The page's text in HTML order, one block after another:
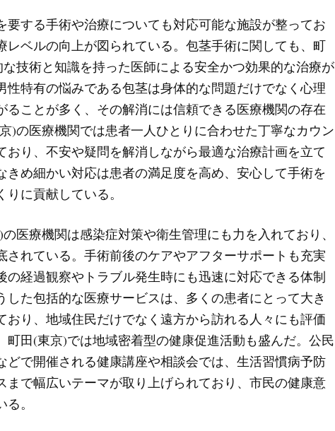
要する手術や治療についても対応可能な施設が整ってお
レベルの向上が図られている。包茎手術に関しても、町
技術と知識を持った医師による安全かつ効果的な治療が
性特有の悩みである包茎は身体的な問題だけでなく心理
ることが多く、その解消には信頼できる医療機関の存在
)の医療機関では患者一人ひとりに合わせた丁寧なカウン
おり、不安や疑問を解消しながら最適な治療計画を立て
きめ細かい対応は患者の満足度を高め、安心して手術を
に貢献している。
医療機関は感染症対策や衛生管理にも力を入れており、
されている。手術前後のケアやアフターサポートも充実
の経過観察やトラブル発生時にも迅速に対応できる体制
した包括的な医療サービスは、多くの患者にとって大き
おり、地域住民だけでなく遠方から訪れる人々にも評価
町田(東京)では地域密着型の健康促進活動も盛んだ。公民
どで開催される健康講座や相談会では、生活習慣病予防
まで幅広いテーマが取り上げられており、市民の健康意
。